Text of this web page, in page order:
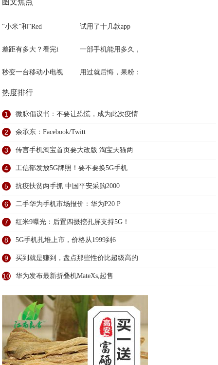
图文焦点
“小米”和“Red 试用了十几款app
差距有多大？看完i 一部手机能用多久，
秒变一台移动小电视 用过就后悔，果粉：
热度排行
1 微脉倡议书：不要让恐慌，成为此次疫情
2 余承东：Facebook/Twitt
3 传言手机淘宝首页要大改版 淘宝天猫两
4 工信部发放5G牌照！要不要换5G手机
5 抗疫扶贫两手抓 中国平安采购2000
6 二手华为手机市场报价：华为P20 P
7 红米9曝光：后置四摄挖孔屏支持5G！
8 5G手机扎堆上市，价格从1999到6
9 买到就是赚到，盘点那些性价比超级高的
10 华为发布最新折叠机MateXs,起售